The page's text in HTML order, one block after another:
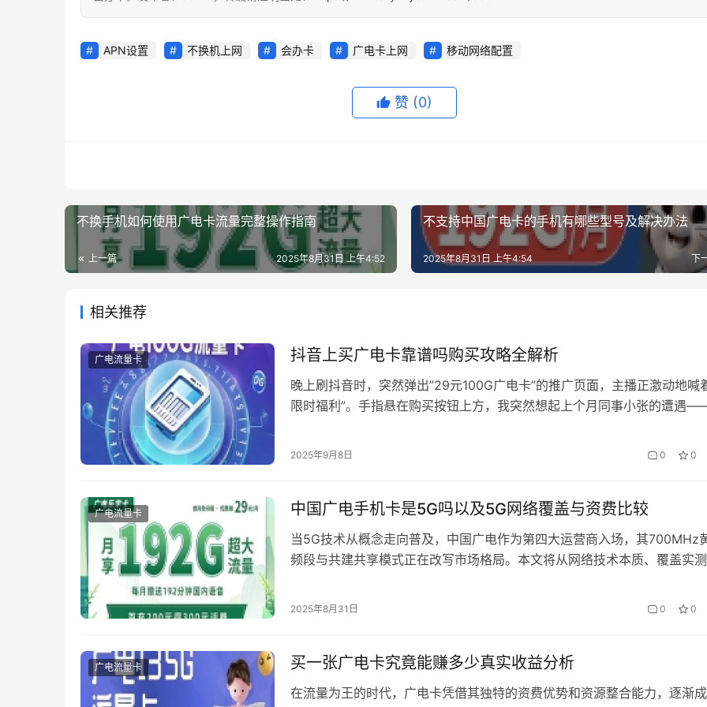
APN设置 不换机上网 会办卡 广电卡上网 移动网络配置
赞 (0)
不换手机如何使用广电卡流量完整操作指南
上一篇 2025年8月31日 上午4:52
不支持中国广电卡的手机有哪些型号及解决办法
下
2025年8月31日 上午4:54
相关推荐
广电流量卡 抖音上买广电卡靠谱吗购买攻略全解析
晚上刷抖音时，突然弹出”29元100G广电卡”的推广页面，主播正激动地喊
限时福利”。手指悬在购买按钮上方，我突然想起上个月同事小张的遭遇
在上演，究竟抖音上的广电卡是馅饼还是陷阱？ 一、直播间里的广电卡狂
2025年9月8日 0 0
广电流量卡 中国广电手机卡是5G吗以及5G网络覆盖与资费比较
当5G技术从概念走向普及，中国广电作为第四大运营商入场，其700MHz
频段与共建共享模式正在改写市场格局。本文将从网络技术本质、覆盖实
广电手机卡的5G技术底色 广电5G并非简单的虚拟运营，而是基于自主
2025年8月31日 0 0
广电流量卡 买一张广电卡究竟能赚多少真实收益分析
在流量为王的时代，广电卡凭借其独特的资费优势和资源整合能力，逐渐